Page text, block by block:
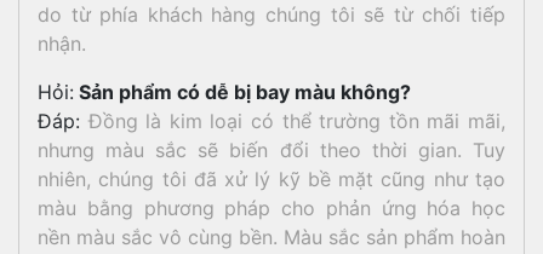
do từ phía khách hàng chúng tôi sẽ từ chối tiếp
nhận.
Hỏi: Sản phẩm có dễ bị bay màu không?
Đáp: Đồng là kim loại có thể trường tồn mãi mãi,
nhưng màu sắc sẽ biến đổi theo thời gian. Tuy
nhiên, chúng tôi đã xử lý kỹ bề mặt cũng như tạo
màu bằng phương pháp cho phản ứng hóa học
nền màu sắc vô cùng bền. Màu sắc sản phẩm hoàn